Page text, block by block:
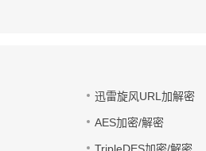
迅雷旋风URL加解密
AES加密/解密